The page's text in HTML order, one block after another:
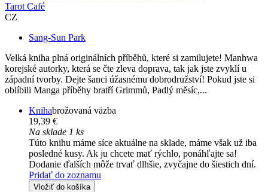
Tarot Café
CZ
Sang-Sun Park
Velká kniha plná originálních příběhů, které si zamilujete! Manhwa
korejské autorky, která se čte zleva doprava, tak jak jste zvyklí u
západní tvorby. Dejte šanci úžasnému dobrodružství! Pokud jste si
oblíbili Manga příběhy bratří Grimmů, Padlý měsíc,...
Knihabrožovaná väzba
19,39 €
Na sklade 1 ks
Túto knihu máme síce aktuálne na sklade, máme však už iba
posledné kusy. Ak ju chcete mať rýchlo, ponáhľajte sa!
Dodanie ďalších môže trvať dlhšie, zvyčajne do šiestich dní.
Pridať do zoznamu
Vložiť do košíka